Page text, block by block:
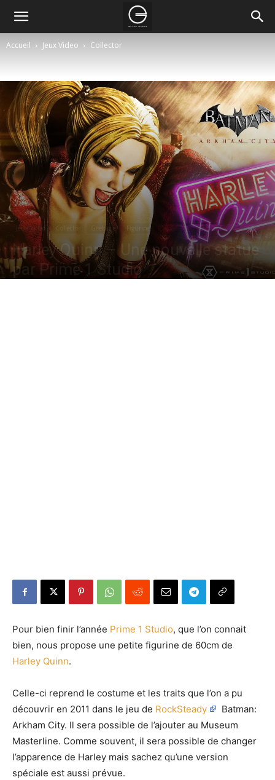
Accueil Jeux Video Collector
Jeux Video Collector Geekerie Figurine
Harley Quinn – Une nouvelle statue
par Prime 1 Studio
Pour bien finir l’année Prime 1 Studio, que l’on connait
bien, nous propose une petite figurine de 60cm de
Harley Quinn.
Celle-ci reprend le costume et les traits que l’on a pu
découvrir en 2011 dans le jeu de RockSteady
Batman:
Arkham City. Il sera possible de l’ajouter au Museum
Masterline. Comme souvent, il sera possible de changer
l’apparence de Harley mais sachez qu’une version
spéciale est aussi prévue.